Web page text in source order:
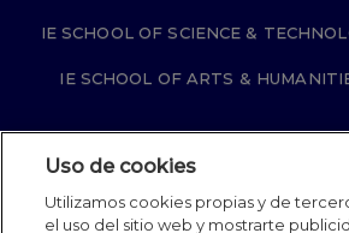
IE SCHOOL OF SCIENCE &
IE SCHOOL OF ARTS &
Aviso legal
Política de Cookies
Política
Uso de cookies
Utilizamos cookies propias y de
el uso del sitio web y mostrarte